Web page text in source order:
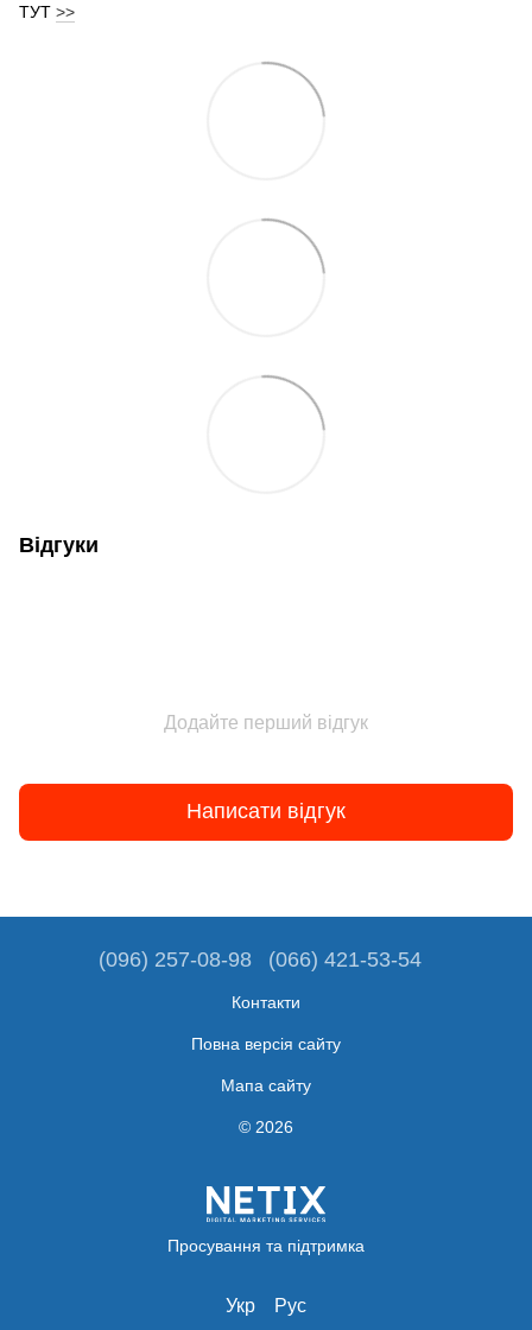
ТУТ >>
Відгуки
Додайте перший відгук
Написати відгук
(096) 257-08-98 (066) 421-53-54
Контакти
Повна версія сайту
Мапа сайту
© 2026
Просування та підтримка
Укр Рус